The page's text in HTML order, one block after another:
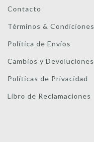
Contacto
Términos & Condiciones
Política de Envíos
Cambios y Devoluciones
Políticas de Privacidad
Libro de Reclamaciones